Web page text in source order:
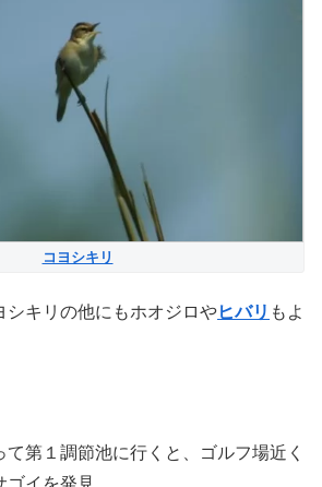
コヨシキリ
シキリの他にもホオジロやヒバリ もよ
第１調節池に行くと、ゴルフ場近く
イを発見。